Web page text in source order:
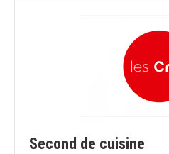
Second de cuisine